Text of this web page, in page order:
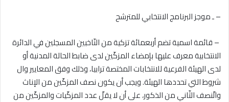
– ـ موجز البرنامج الانتخابي للمترشح
– قائمة اسمية تضم أربعمائة تزكية من النّاخبين المسجلين في الدائرة
الانتخابية معرف عليها بإمضاء المزكّين لدى ضابط الحالة المدنية أو
لدى الهيئة الفرعية للانتخابات المختصة ترابيا، وذلك وفق المعايير وال
شروط التي تحددها الهيئة. ويجب أن يكون نصف المزكّين من الإناث
والّنصف الثّاني من الذكور، على أن لا يقلّ عدد المزكّيات والمزكّين من